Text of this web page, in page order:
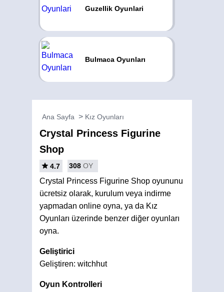
Guzellik Oyunlari
Bulmaca Oyunları
Ana Sayfa Kız Oyunları
Crystal Princess Figurine
Shop
4.7 308 OY
Crystal Princess Figurine Shop oyununu
ücretsiz olarak, kurulum veya indirme
yapmadan online oyna, ya da Kız
Oyunları üzerinde benzer diğer oyunları
oyna.
Geliştirici
Geliştiren: witchhut
Oyun Kontrolleri